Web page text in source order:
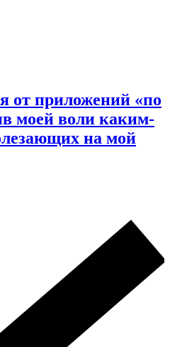
от приложений «по
моей воли каким-
на мой